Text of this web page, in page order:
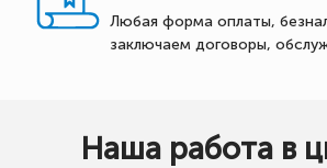
Любая форма оплаты,
заключаем договоры,
Наша работа в